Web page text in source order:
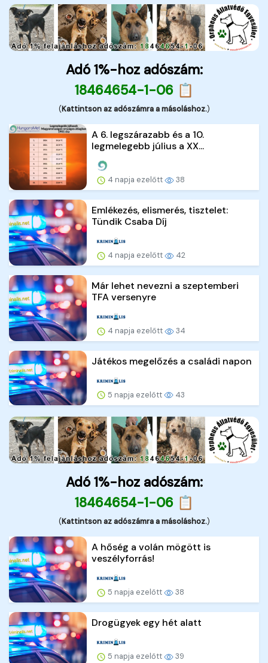
Adó 1%-hoz adószám:
18464654-1-06 📋
(Kattintson az adószámra a másoláshoz.)
A 6. legszárazabb és a 10.
legmelegebb július a XX...
4 napja ezelőtt 38
Emlékezés, elismerés, tisztelet:
Tündik Csaba Díj
4 napja ezelőtt 42
Már lehet nevezni a szeptemberi
TFA versenyre
4 napja ezelőtt 34
Játékos megelőzés a családi napon
5 napja ezelőtt 43
Adó 1%-hoz adószám:
18464654-1-06 📋
(Kattintson az adószámra a másoláshoz.)
A hőség a volán mögött is
veszélyforrás!
5 napja ezelőtt 38
Drogügyek egy hét alatt
5 napja ezelőtt 39